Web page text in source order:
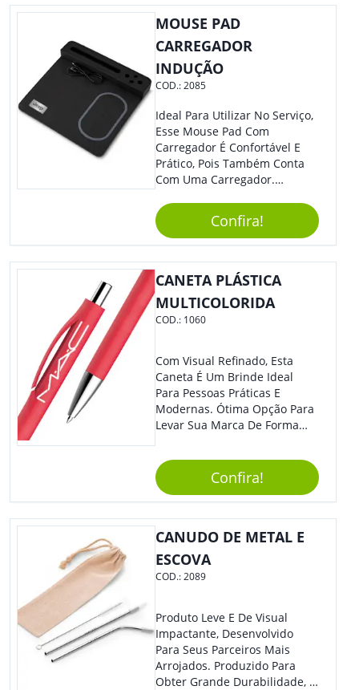
MOUSE PAD
CARREGADOR
INDUÇÃO
COD.:2085
Ideal Para Utilizar No Serviço,
Esse Mouse Pad Com
Carregador É Confortável E
Prático, Pois Também Conta
Com Uma Carregador.
Resistente, Com A Qualidade
Que Os Colaboradores
Buscam, E O Design É
Moderno, Destacando Ainda
Mais Sua Marca.
Confira!
CANETA PLÁSTICA
MULTICOLORIDA
COD.: 1060
Com Visual Refinado, Esta
Caneta É Um Brinde Ideal
Para Pessoas Práticas E
Modernas. Ótima Opção Para
Levar Sua Marca De Forma
Sua Empresa Em Eventos,
Reuniões Corporativas Ou Até
Mesmo Para Presentear
Colaboradores E Parceiros De
Sua Empresa.
Confira!
CANUDO DE METAL E
ESCOVA
COD.:2089
Produto Leve E De Visual
Impactante, Desenvolvido
Para Seus Parceiros Mais
Arrojados. Produzido Para
Obter Grande Durabilidade, É